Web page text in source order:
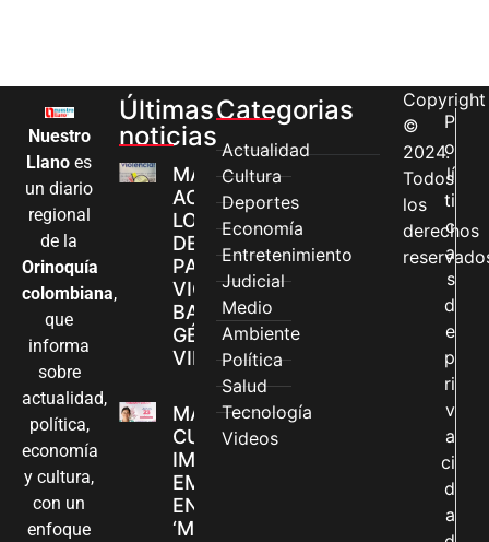
Nuestro
Llano es
un diario
regional
de la
Orinoquía
colombiana,
que
informa
sobre
actualidad,
política,
economía
y cultura,
con un
enfoque
Últimas
noticias
MÁS MUJERES
ACCEDEN A
LOS CANALES
DE ATENCIÓN
PARA
VIOLENCIAS
BASADAS EN
GÉNERO EN
VILLAVICENCIO
MADRES
CUIDADORAS
IMPULSAN SUS
EMPRENDIMIENTOS
EN LA FERIA
‘MANOS QUE
Categorias
Actualidad
Cultura
Deportes
Economía
Entretenimiento
Judicial
Medio
Ambiente
Política
Salud
Tecnología
Videos
Copyright
©
2024.
Todos
los
derechos
P
o
lí
ti
c
a
s
d
e
p
ri
v
a
ci
d
a